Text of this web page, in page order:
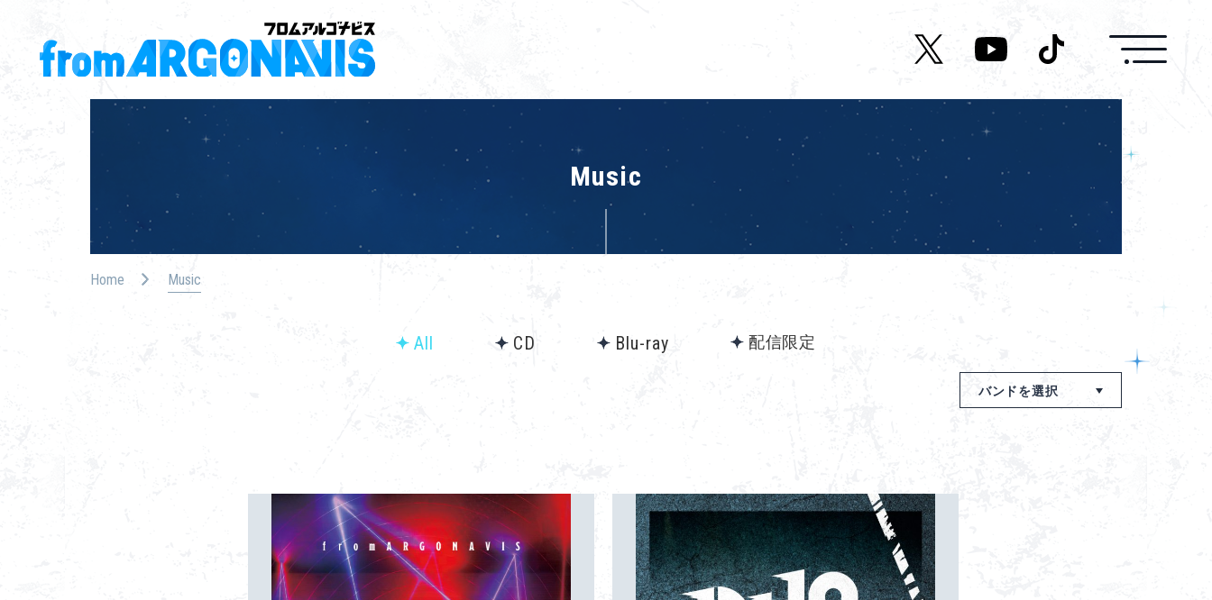
News
Live/Event
Character
Media
Music
Home Music
All CD Blu-ray 配信限定
バンドを選択